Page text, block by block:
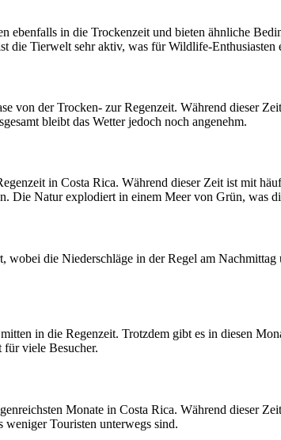
ebenfalls in die Trockenzeit und bieten ähnliche
die Tierwelt sehr aktiv, was für Wildlife-Enthusiasten
von der Trocken- zur Regenzeit. Während dieser
bleibt das Wetter jedoch noch angenehm.
in Costa Rica. Während dieser Zeit ist mit
Die Natur explodiert in einem Meer von Grün, was
wobei die Niederschläge in der Regel am
in die Regenzeit. Trotzdem gibt es in diesen
für viele Besucher.
Monate in Costa Rica. Während dieser
weniger Touristen unterwegs sind.